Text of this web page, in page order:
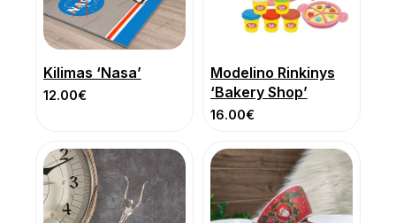
Kilimas ‘Nasa’
12.00€
Modelino Rinkinys
‘Bakery Shop’
16.00€